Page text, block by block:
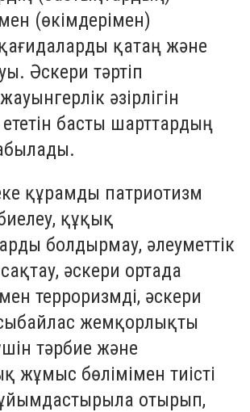
(өкімдерімен)
қатаң және
Әскери тәртіп
әзірлігін
басты шарттардың
құрамды патриотизм
құқық
болдырмау, әлеуметтік
сақтау, әскери ортада
терроризмді, әскери
жемқорлықты
тәрбие және
жұмыс бөлімімен тиісті
отырып,